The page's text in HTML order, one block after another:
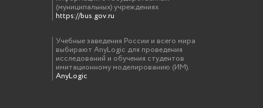
мастерства «Молодой инженер»
Интеллектуальная игра «Безопасность
класс «Микроклимат на рабочем месте»
(муниципальных) учреждениях
https://bus.gov.ru
Учебные заведения России и всего мира
выбирают AnyLogic для проведения
исследований и обучения студентов
имитационному моделированию (ИМ).
AnyLogic